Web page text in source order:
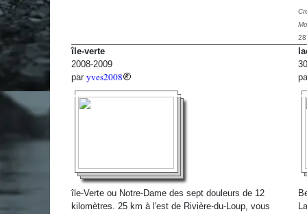
île-verte
2008-2009
par yves2008
île-Verte ou Notre-Dame des sept douleurs de 12
kilomètres. 25 km à l'est de Rivière-du-Loup, vous